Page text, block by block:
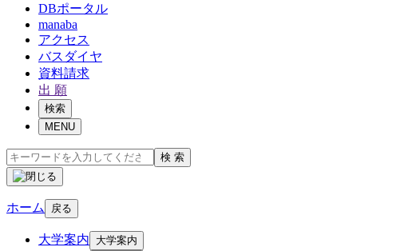
DBポータル
manaba
アクセス
バスダイヤ
資料請求
出 願
検索
MENU
検 索
ホーム 戻る
大学案内 大学案内